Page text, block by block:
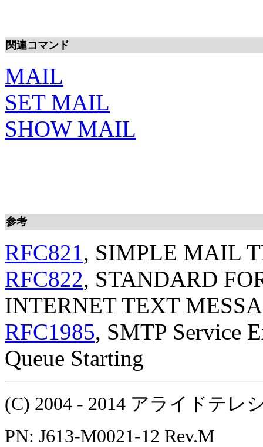
関連コマンド
MAIL
SET MAIL
SHOW MAIL
参考
RFC821, SIMPLE MAIL
RFC822, STANDARD
INTERNET TEXT
RFC1985, SMTP Service
Queue Starting
(C) 2004 - 2014 アライドテ
PN: J613-M0021-12 Rev.M